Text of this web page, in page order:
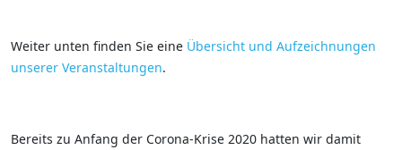
Weiter unten finden Sie eine Übersicht und Aufzeichnungen
unserer Veranstaltungen.
Bereits zu Anfang der Corona-Krise 2020 hatten wir damit